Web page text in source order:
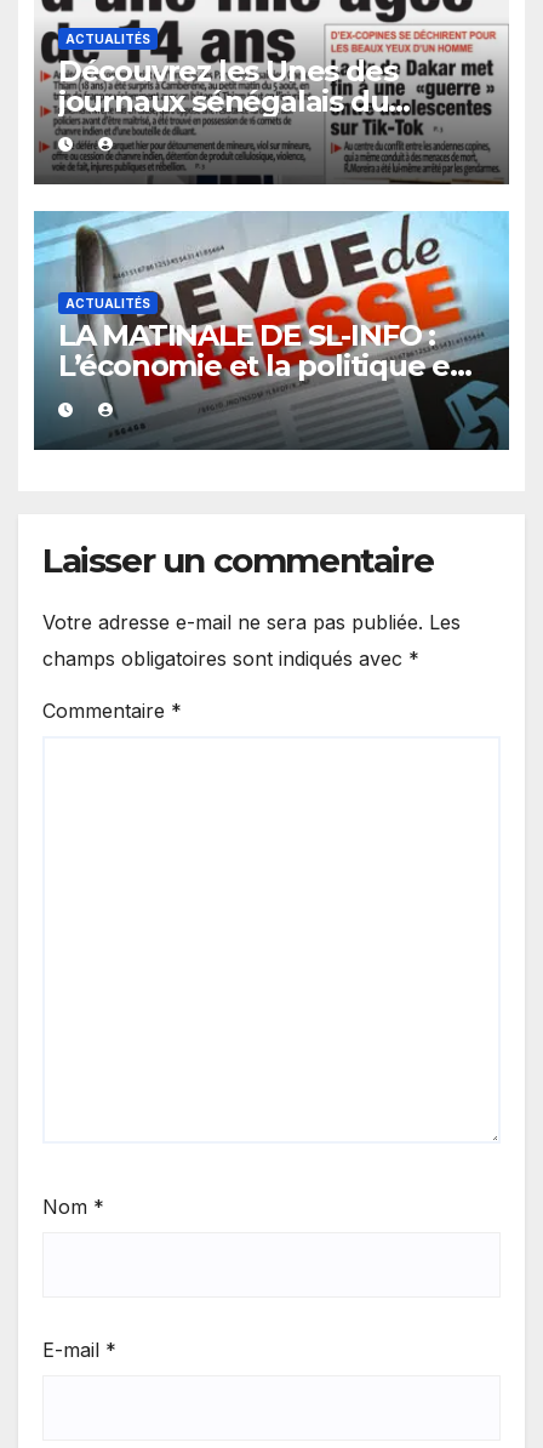
ACTUALITÉS
Découvrez les Unes des
journaux sénégalais du
vendredi 07 août 2026
ACTUALITÉS
LA MATINALE DE SL-INFO :
L’économie et la politique en
vedette
Laisser un commentaire
Votre adresse e-mail ne sera pas publiée. Les
champs obligatoires sont indiqués avec *
Commentaire *
Nom *
E-mail *